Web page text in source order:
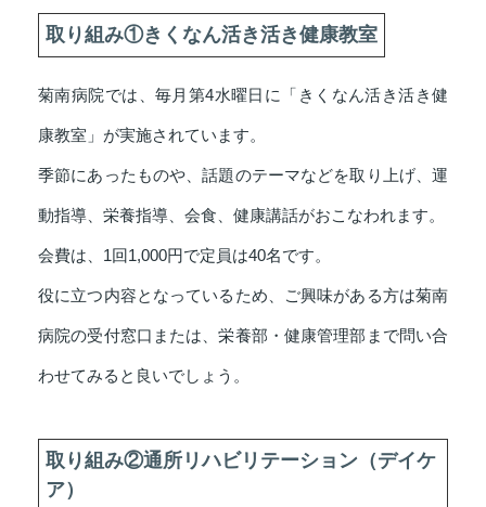
取り組み①きくなん活き活き健康教室
菊南病院では、毎月第4水曜日に「きくなん活き活き健
康教室」が実施されています。
季節にあったものや、話題のテーマなどを取り上げ、運
動指導、栄養指導、会食、健康講話がおこなわれます。
会費は、1回1,000円で定員は40名です。
役に立つ内容となっているため、ご興味がある方は菊南
病院の受付窓口または、栄養部・健康管理部まで問い合
わせてみると良いでしょう。
取り組み②通所リハビリテーション（デイケ
ア）